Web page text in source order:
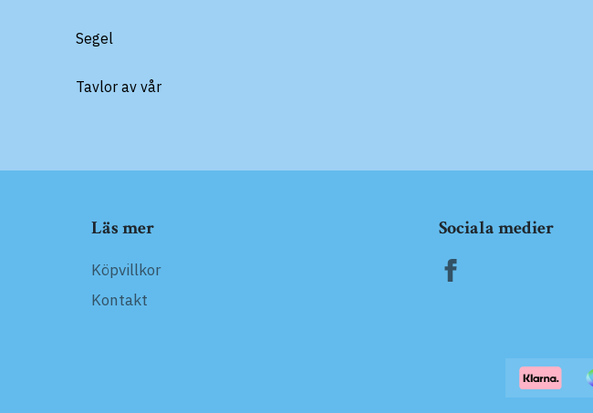
Segel
Tavlor av vår
Läs mer
Köpvillkor
Kontakt
Sociala medier